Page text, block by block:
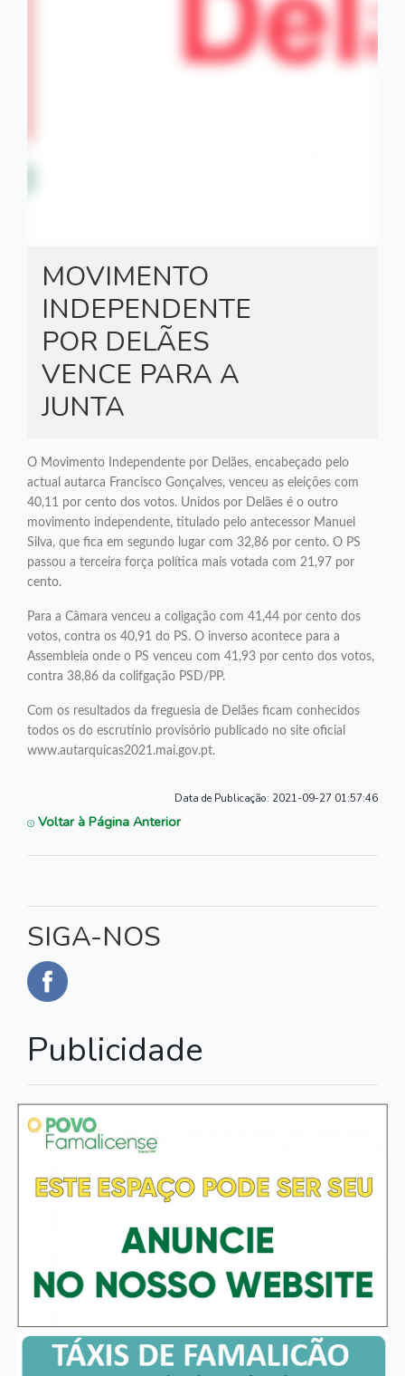
MOVIMENTO
INDEPENDENTE
POR DELÃES
VENCE PARA A
JUNTA
O Movimento Independente por Delães, encabeçado pelo
actual autarca Francisco Gonçalves, venceu as eleições com
40,11 por cento dos votos. Unidos por Delães é o outro
movimento independente, titulado pelo antecessor Manuel
Silva, que fica em segundo lugar com 32,86 por cento. O PS
passou a terceira força política mais votada com 21,97 por
cento.
Para a Câmara venceu a coligação com 41,44 por cento dos
votos, contra os 40,91 do PS. O inverso acontece para a
Assembleia onde o PS venceu com 41,93 por cento dos votos,
contra 38,86 da colifgação PSD/PP.
Com os resultados da freguesia de Delães ficam conhecidos
todos os do escrutínio provisório publicado no site oficial
www.autarquicas2021.mai.gov.pt.
Data de Publicação: 2021-09-27 01:57:46
Voltar à Página Anterior
SIGA-NOS
Publicidade